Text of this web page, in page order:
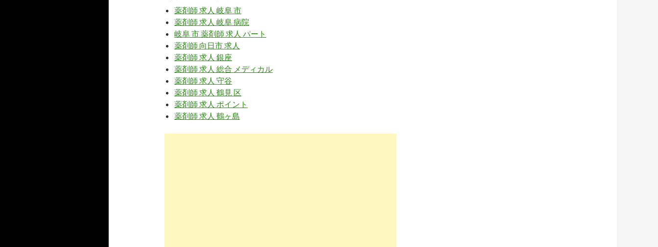
薬剤師求人検索結果-岐阜県｜転職ゴリ薬
10 https:// www.38-8931.com
岐阜県の薬剤師求人・転職・募集・派遣｜ファルマスタッ
フ
10 https:// www.careerjet.jp
県-83163.html
病院 薬剤師の求人 - 岐阜県 | careerjet.jp
薬剤師 求人 岐阜 市
薬剤師 求人 岐阜 病院
岐阜 市 薬剤師 求人 パート
薬剤師 向日市 求人
薬剤師 求人 銀座
薬剤師 求人 総合 メディカル
薬剤師 求人 守谷
薬剤師 求人 鶴見 区
薬剤師 求人 ポイント
薬剤師 求人 鶴ヶ島